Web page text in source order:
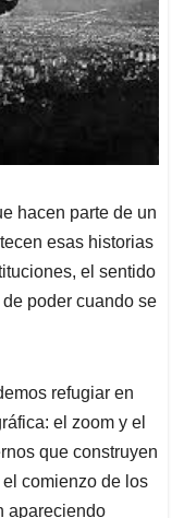
hacen parte de un
esas historias
el sentido
poder cuando se
refugiar en
el zoom y el
que construyen
comienzo de los
apareciendo